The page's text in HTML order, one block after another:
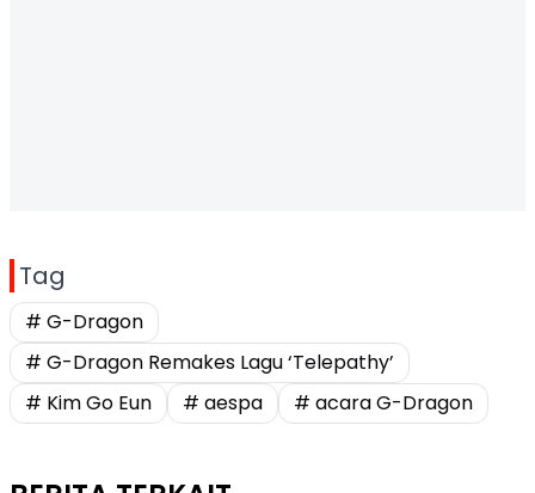
Tag
# G-Dragon
# G-Dragon Remakes Lagu ‘Telepathy’
# Kim Go Eun
# aespa # acara G-Dragon